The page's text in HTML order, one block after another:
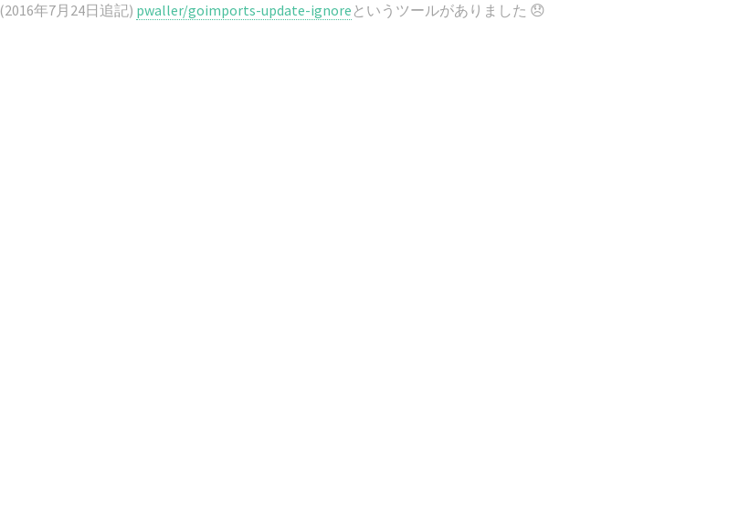
(2016年7月24日追記) pwaller/goimports-update-ignore というツールがありました 😞